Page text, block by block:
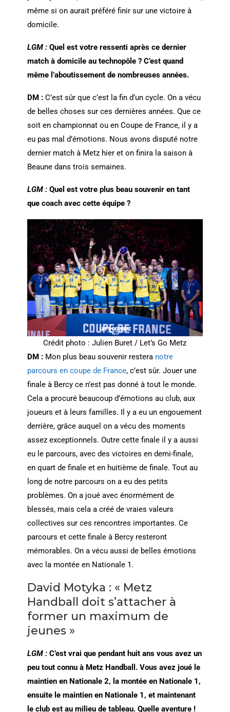
même si on aurait préféré finir sur une victoire à
domicile.
LGM :Quel est votre ressenti après ce dernier
match à domicile au technopôle ? C’est quand
même l’aboutissement de nombreuses années.
DM : C’est sûr que c’est la fin d’un cycle. On a vécu
de belles choses sur ces dernières années. Que ce
soit en championnat ou en Coupe de France, il y a
eu pas mal d’émotions. Nous avons disputé notre
dernier match à Metz hier et on finira la saison à
Beaune dans trois semaines.
LGM :Quel est votre plus beau souvenir en tant
que coach avec cette équipe ?
Crédit photo : Julien Buret / Let’s Go Metz
DM :Mon plus beau souvenir restera notre
parcours en coupe de France, c’est sûr. Jouer une
finale à Bercy ce n’est pas donné à tout le monde.
Cela a procuré beaucoup d’émotions au club, aux
joueurs et à leurs familles. Il y a eu un engouement
derrière, grâce auquel on a vécu des moments
assez exceptionnels. Outre cette finale il y a aussi
eu le parcours, avec des victoires en demi-finale,
en quart de finale et en huitième de finale. Tout au
long de notre parcours on a eu des petits
problèmes. On a joué avec énormément de
blessés, mais cela a créé de vraies valeurs
collectives sur ces rencontres importantes. Ce
parcours et cette finale à Bercy resteront
mémorables. On a vécu aussi de belles émotions
avec la montée en Nationale 1.
David Motyka : « Metz
Handball doit s’attacher à
former un maximum de
jeunes »
LGM :C’est vrai que pendant huit ans vous avez un
peu tout connu à Metz Handball. Vous avez joué le
maintien en Nationale 2, la montée en Nationale 1,
ensuite le maintien en Nationale 1, et maintenant
le club est au milieu de tableau. Quelle aventure !